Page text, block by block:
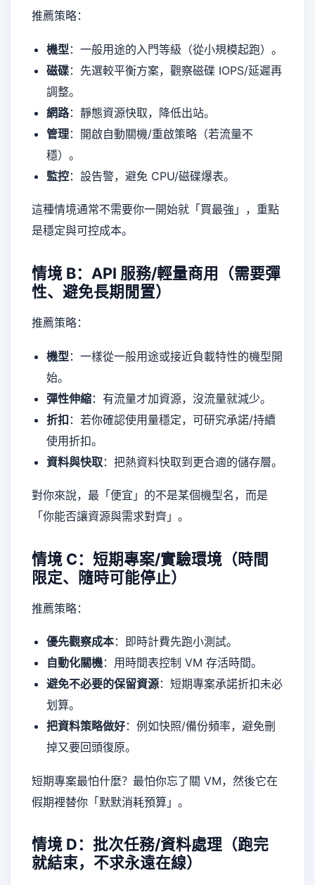
推薦策略：
機型 ：一般用途的入門等級（從小規模起跑）。
磁碟：先選較平衡方案，觀察磁碟 IOPS/延遲再
調整。
網路：靜態資源快取，降低出站。
管理：開啟自動關機/重啟策略（若流量不
穩）。
監控：設告警，避免 CPU/磁碟爆表。
這種情境通常不需要你一開始就「買最強」，重點
是穩定與可控成本。
情境 B：API 服務/輕量商用（需要彈
性、避免長期閒置）
推薦策略：
機型 ：一樣從一般用途或接近負載特性的機型開
始。
彈性伸縮：有流量才加資源，沒流量就減少。
折扣 ：若你確認使用量穩定，可研究承諾/持續
使用折扣。
資料與快取：把熱資料快取到更合適的儲存層。
對你來說，最「便宜」的不是某個機型名，而是
「你能否讓資源與需求對齊」。
情境 C：短期專案/實驗環境（時間
限定、隨時可能停止）
推薦策略：
優先觀察成本：即時計費先跑小測試。
自動化關機：用時間表控制 VM 存活時間。
避免不必要的保留資源：短期專案承諾折扣未必
划算。
把資料策略做好：例如快照/備份頻率，避免刪
掉又要回頭復原。
短期專案最怕什麼？最怕你忘了關 VM，然後它在
假期裡替你「默默消耗預算」。
情境 D：批次任務/資料處理（跑完
就結束，不求永遠在線）